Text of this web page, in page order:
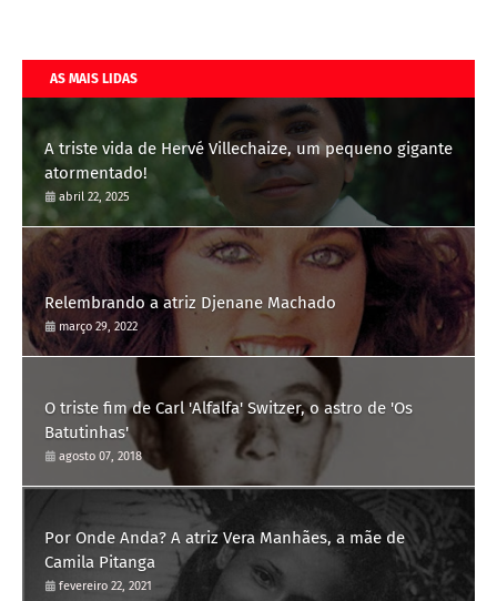
AS MAIS LIDAS
A triste vida de Hervé Villechaize, um pequeno gigante
atormentado!
abril 22, 2025
Relembrando a atriz Djenane Machado
março 29, 2022
O triste fim de Carl 'Alfalfa' Switzer, o astro de 'Os
Batutinhas'
agosto 07, 2018
Por Onde Anda? A atriz Vera Manhães, a mãe de
Camila Pitanga
fevereiro 22, 2021